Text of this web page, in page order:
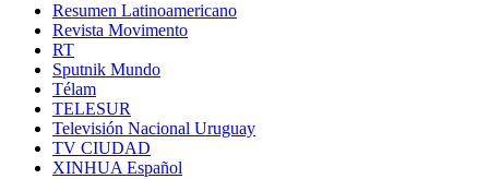
Resumen Latinoamericano
Revista Movimento
RT
Sputnik Mundo
Télam
TELESUR
Televisión Nacional Uruguay
TV CIUDAD
XINHUA Español